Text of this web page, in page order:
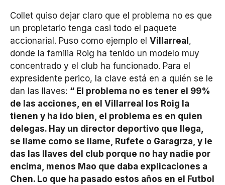
Collet quiso dejar claro que el problema no es que
un propietario tenga casi todo el paquete
accionarial. Puso como ejemplo el Villarreal ,
donde la familia Roig ha tenido un modelo muy
concentrado y el club ha funcionado. Para el
expresidente perico, la clave está en a quién se le
dan las llaves: “ El problema no es tener el 99%
de las acciones, en el Villarreal los Roig la
tienen y ha ido bien, el problema es en quien
delegas. Hay un director deportivo que llega,
se llame como se llame, Rufete o Garagrza, y le
das las llaves del club porque no hay nadie por
encima, menos Mao que daba explicaciones a
Chen. Lo que ha pasado estos años en el Futbol